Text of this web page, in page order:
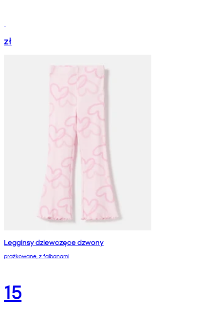
zł
Legginsy dziewczęce dzwony
prążkowane, z falbanami
15